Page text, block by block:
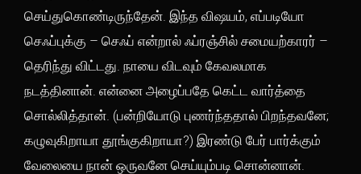
செய்துகொண்டிருந்தேன். இந்த விஷயம், எப்படியோ
செஃப்புக்கு – செஃப் என்றால் ஃப்ரஞ்சில் சமையற்காரர் –
தெரிந்து விட்டது. நாயை விடவும் கேவலமாக
நடத்தினான். என்னை அழைப்பதே கெட்ட வார்த்தை
சொல்லித்தான். (பன்றியோடு புணர்ந்ததால் பிறந்தவனே;
கழுவுகிறாயா தூங்குகிறாயா?) இரண்டு பேர் பார்க்கும்
வேலையை நான் ஒருவனே செய்யும்படி சொன்னான்.